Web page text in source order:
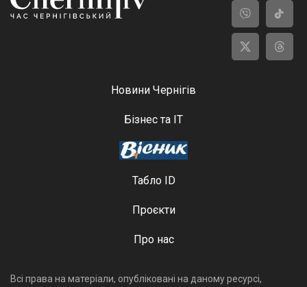
Новини Чернігів
Бізнес та ІТ
Табло ID
Проєкти
Про нас
Всі права на матеріали, опубліковані на даному ресурсі,